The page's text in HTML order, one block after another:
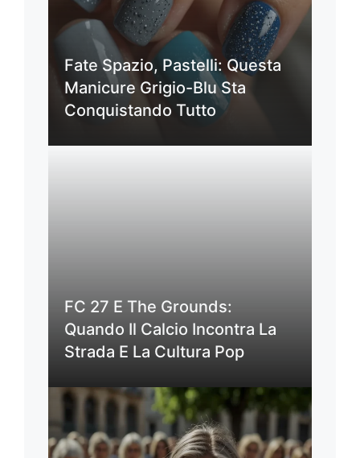
Fate Spazio, Pastelli: Questa
Manicure Grigio-Blu Sta
Conquistando Tutto
FC 27 E The Grounds:
Quando Il Calcio Incontra La
Strada E La Cultura Pop